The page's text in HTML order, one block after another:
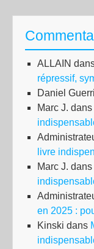
ALLAIN
répressif,
Daniel
Marc J. dans
livre
Marc J. dans
en 2025 :
Kinski dans